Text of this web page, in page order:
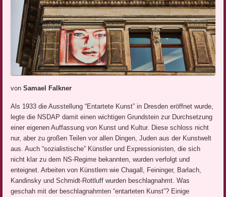
vonSamael Falkner
Als 1933 die Ausstellung “Entartete Kunst” in Dresden eröffnet wurde,
legte die NSDAP damit einen wichtigen Grundstein zur Durchsetzung
einer eigenen Auffassung von Kunst und Kultur. Diese schloss nicht
nur, aber zu großen Teilen vor allen Dingen, Juden aus der Kunstwelt
aus. Auch “sozialistische” Künstler und Expressionisten, die sich
nicht klar zu dem NS-Regime bekannten, wurden verfolgt und
enteignet. Arbeiten von Künstlern wie Chagall, Feininger, Barlach,
Kandinsky und Schmidt-Rottluff wurden beschlagnahmt. Was
geschah mit der beschlagnahmten “entarteten Kunst”? Einige